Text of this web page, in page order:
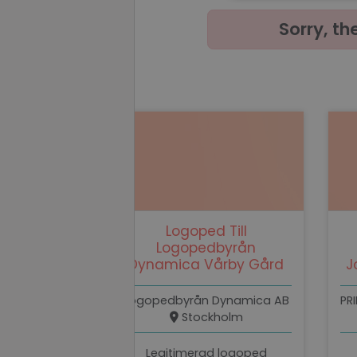
Sorry,
Logoped Till
Logopedbyrån
Dynamica Vårby Gård
Logopedbyrån Dynamica AB
Stockholm
Legitimerad logoped
necessary
li_gc
PHPSESSID